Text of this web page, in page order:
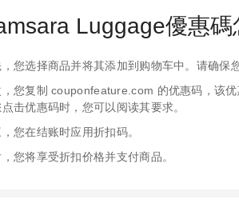
Luggage優惠碼
您选择商品并将其添加到购物车中。请确保
您复制 couponfeature.com 的优惠码，该
击优惠码时，您可以阅读其要求。
您在结账时应用折扣码。
您将享受折扣价格并支付商品。